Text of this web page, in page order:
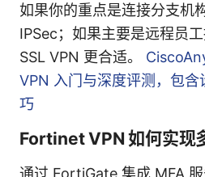
如果你的重点是连接分支机
IPSec；如果主要是远程员工
SSL VPN 更合适。
VPN 入门与深度评测，包含
巧
Fortinet VPN 如何实现
通过 FortiGate 集成 MFA